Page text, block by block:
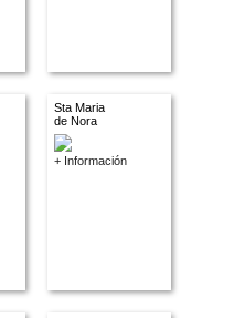
Sta Maria
de Nora
+ Información